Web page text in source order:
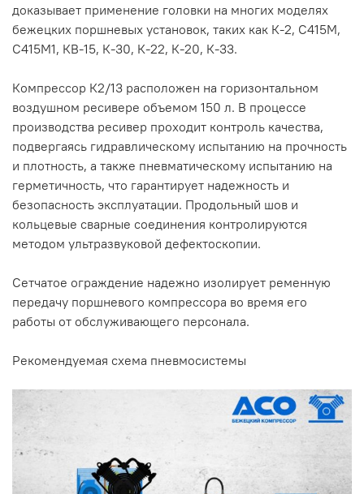
доказывает применение головки на многих моделях
бежецких поршневых установок, таких как К-2, С415М,
С415М1, КВ-15, К-30, К-22, К-20, К-33.
Компрессор К2/13 расположен на горизонтальном
воздушном ресивере объемом 150 л. В процессе
производства ресивер проходит контроль качества,
подвергаясь гидравлическому испытанию на прочность
и плотность, а также пневматическому испытанию на
герметичность, что гарантирует надежность и
безопасность эксплуатации. Продольный шов и
кольцевые сварные соединения контролируются
методом ультразвуковой дефектоскопии.
Сетчатое ограждение надежно изолирует ременную
передачу поршневого компрессора во время его
работы от обслуживающего персонала.
Рекомендуемая схема пневмосистемы